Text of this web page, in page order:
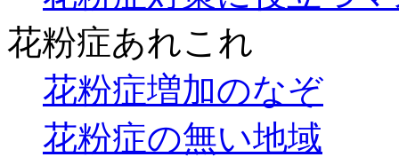
花粉症あれこれ
花粉症増加のなぞ
花粉症の無い地域